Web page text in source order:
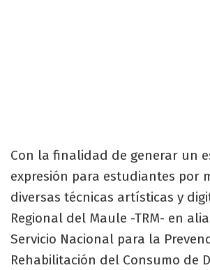
Con la finalidad de generar un
expresión para estudiantes por
diversas técnicas artísticas y
Regional del Maule -TRM- en
Servicio Nacional para la
Rehabilitación del Consumo de